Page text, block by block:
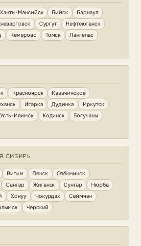
Ханты-Мансийск Бийск
Барнаул
Сургут
Нефтеюганск
Кемерово Томск
Лангепас
Красноярск
Казачинское
Игарка Дудинка
Иркутск
Усть-Илимск Кодинск
Богучаны
СИБИРЬ
Витим Ленск
Олёкминск
Сангар Жиганск Сунтар
Нюрба
Хонуу Чокурдах
Сеймчан
Черский